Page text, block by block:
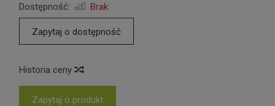
Dostępność:
Brak
Zapytaj o dostępność
Historia ceny
Zapytaj o produkt